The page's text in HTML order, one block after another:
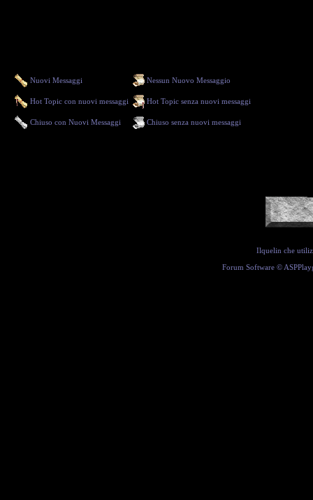
Nuovi Messaggi Nessun Nuovo Messaggio
Hot Topic con nuovi messaggi Hot Topic senza nuovi messaggi
Chiuso con Nuovi Messaggi Chiuso senza nuovi messaggi
Ilquelin che
Forum Software ©